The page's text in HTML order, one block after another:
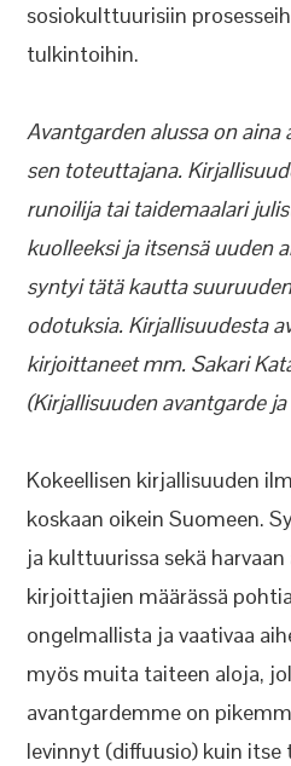
sosiokulttuurisiin
tulkintoihin.
Avantgarden alussa on
sen toteuttajana.
runoilija tai taidemaalari
kuolleeksi ja itsensä uuden
syntyi tätä kautta
odotuksia. Kirjallisuudesta
kirjoittaneet mm. Sakari
(Kirjallisuuden avantgarde
Kokeellisen kirjallisuuden
koskaan oikein Suomeen.
ja kulttuurissa sekä
kirjoittajien määrässä
ongelmallista ja vaativaa
myös muita taiteen aloja,
avantgardemme on
levinnyt (diffuusio) kuin